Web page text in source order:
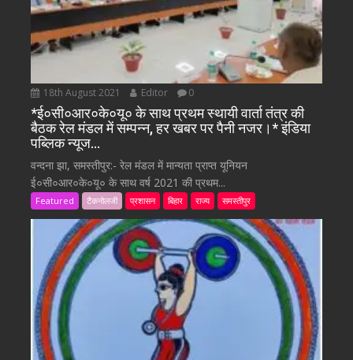
18th August 2021 Editor 0
*ई०सी०आर०के०यू० के साथ प्रथम स्थायी वार्ता तंत्र की
बैठक रेल मंडल में सम्पन्न, हर खबर पर पैनी नजर।* इंडिया
पब्लिक न्यूज…
वन्दना झा, समस्तीपुर:- रेल मंडल में मान्यता प्राप्त यूनियन
ई०सी०आर०के०यू० के साथ वर्ष 2021 की प्रथम...
Featured टैकनोलजी प्रशासन बिहार राज्य समस्तीपुर